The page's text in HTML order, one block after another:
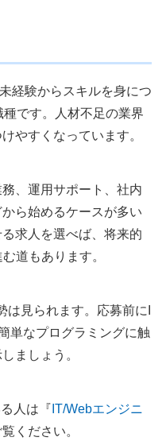
経験からスキルを身につ
です。人材不足の業界
やすくなっています。
、運用サポート、社内
ら始めるケースが多い
求人を選べば、将来的
道もあります。
は見られます。応募前にI
単なプログラミングに触
ましょう。
人は『 IT/Webエンジニ
ください。